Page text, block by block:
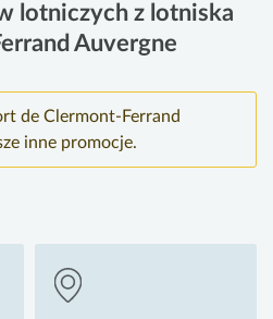
lotniczych z lotniska
Auvergne
de Clermont-Ferrand
inne promocje.